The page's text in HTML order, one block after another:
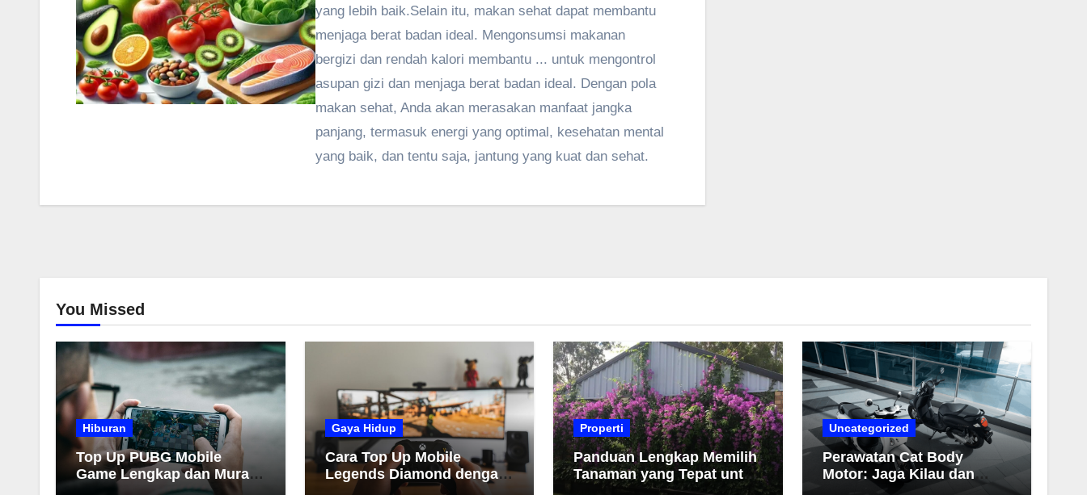
yang lebih baik.Selain itu, makan sehat dapat membantu
menjaga berat badan ideal. Mengonsumsi makanan
bergizi dan rendah kalori membantu ... untuk mengontrol
asupan gizi dan menjaga berat badan ideal. Dengan pola
makan sehat, Anda akan merasakan manfaat jangka
panjang, termasuk energi yang optimal, kesehatan mental
yang baik, dan tentu saja, jantung yang kuat dan sehat.
You Missed
Hiburan
Top Up PUBG Mobile
Game Lengkap dan Murah
Gaya Hidup
Cara Top Up Mobile
Legends Diamond dengan
Mudah dan Cepat
Properti
Panduan Lengkap Memilih
Tanaman yang Tepat untuk
Taman Anda
Uncategorized
Perawatan Cat Body
Motor: Jaga Kilau dan
Warna Tetap Awet